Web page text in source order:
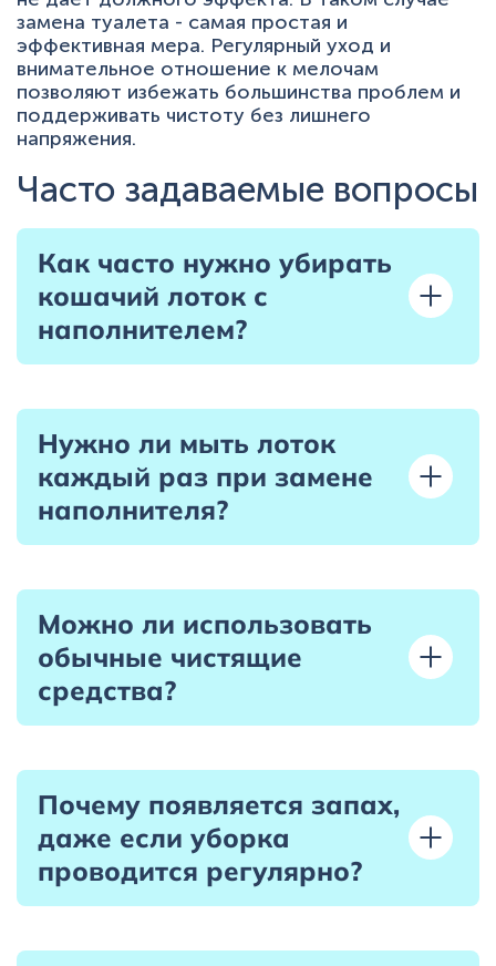
замена туалета - самая простая и
эффективная мера. Регулярный уход и
внимательное отношение к мелочам
позволяют избежать большинства проблем и
поддерживать чистоту без лишнего
напряжения.
Часто задаваемые вопросы
Как часто нужно убирать
кошачий лоток с
наполнителем?
Нужно ли мыть лоток
каждый раз при замене
наполнителя?
Можно ли использовать
обычные чистящие
средства?
Почему появляется запах,
даже если уборка
проводится регулярно?